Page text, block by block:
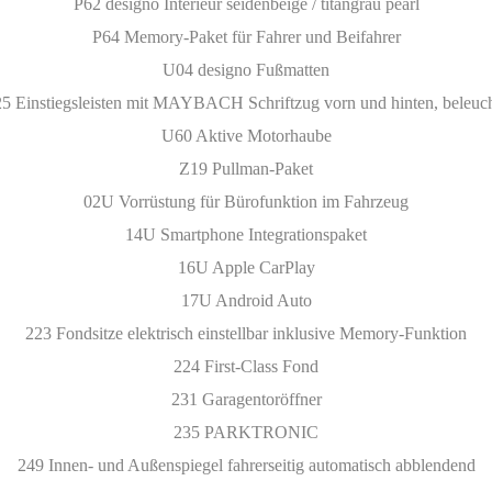
P62 designo Interieur seidenbeige / titangrau pearl
P64 Memory-Paket für Fahrer und Beifahrer
U04 designo Fußmatten
Einstiegsleisten mit MAYBACH Schriftzug vorn und hinten,
U60 Aktive Motorhaube
Z19 Pullman-Paket
02U Vorrüstung für Bürofunktion im Fahrzeug
14U Smartphone Integrationspaket
16U Apple CarPlay
17U Android Auto
223 Fondsitze elektrisch einstellbar inklusive Memory-Funktion
224 First-Class Fond
231 Garagentoröffner
235 PARKTRONIC
249 Innen- und Außenspiegel fahrerseitig automatisch abblendend